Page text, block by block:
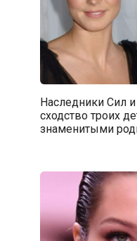
Наследники Сил
сходство троих
знаменитыми